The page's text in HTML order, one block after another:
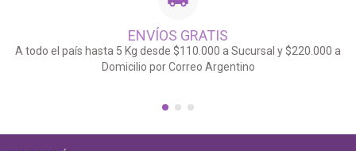
ENVÍOS GRATIS
A todo el país hasta 5 Kg desde $110.000 a Sucursal y $220.000 a
Domicilio por Correo Argentino